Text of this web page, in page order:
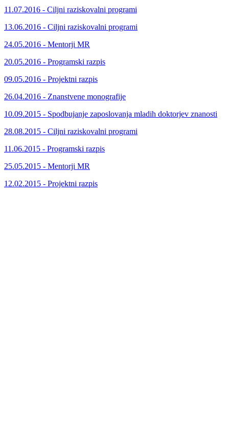
11.07.2016 - Ciljni raziskovalni programi
13.06.2016 - Ciljni raziskovalni programi
24.05.2016 - Mentorji MR
20.05.2016 - Programski razpis
09.05.2016 - Projektni razpis
26.04.2016 - Znanstvene monografije
10.09.2015 - Spodbujanje zaposlovanja mladih doktorjev znanosti
28.08.2015 - Ciljni raziskovalni programi
11.06.2015 - Programski razpis
25.05.2015 - Mentorji MR
12.02.2015 - Projektni razpis